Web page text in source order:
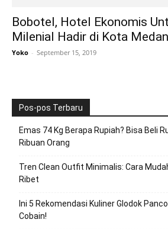
Bobotel, Hotel Ekonomis
Milenial Hadir di Kota Medan
Yoko - September 15, 2019
Pos-pos Terbaru
Emas 74 Kg Berapa Rupiah? Bisa Beli
Ribuan Orang
Tren Clean Outfit Minimalis: Cara
Ribet
Ini 5 Rekomendasi Kuliner Glodok
Cobain!